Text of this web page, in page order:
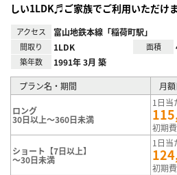
しい1LDK♬ご家族でご利用いただけ
アクセス 富山地鉄本線「稲荷町駅」
間取り 1LDK 面積
築年数 1991年 3月 築
プラン名・期間 月
ロング
30日以上～360日未満
1日当
初期
ショート【7日以上】
～30日未満
1日当
初期